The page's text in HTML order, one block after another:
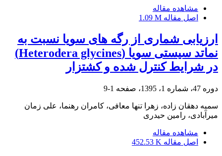
مشاهده مقاله
اصل مقاله 1.09 M
ارزیابی شماری از رگه های سویا نسبت به
نماتد سیستی سویا (Heterodera glycines)
در شرایط کنترل شده و کشتزار
دوره 47، شماره 1، 1395، صفحه 1-9
سمیه دهقان زاده، زهرا تنها معافی، کامران رهنما، علی زمان
میرآبادی، رامین حیدری
مشاهده مقاله
اصل مقاله 452.53 K